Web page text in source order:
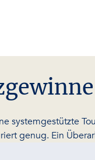
systemgestützte
genug. Ein